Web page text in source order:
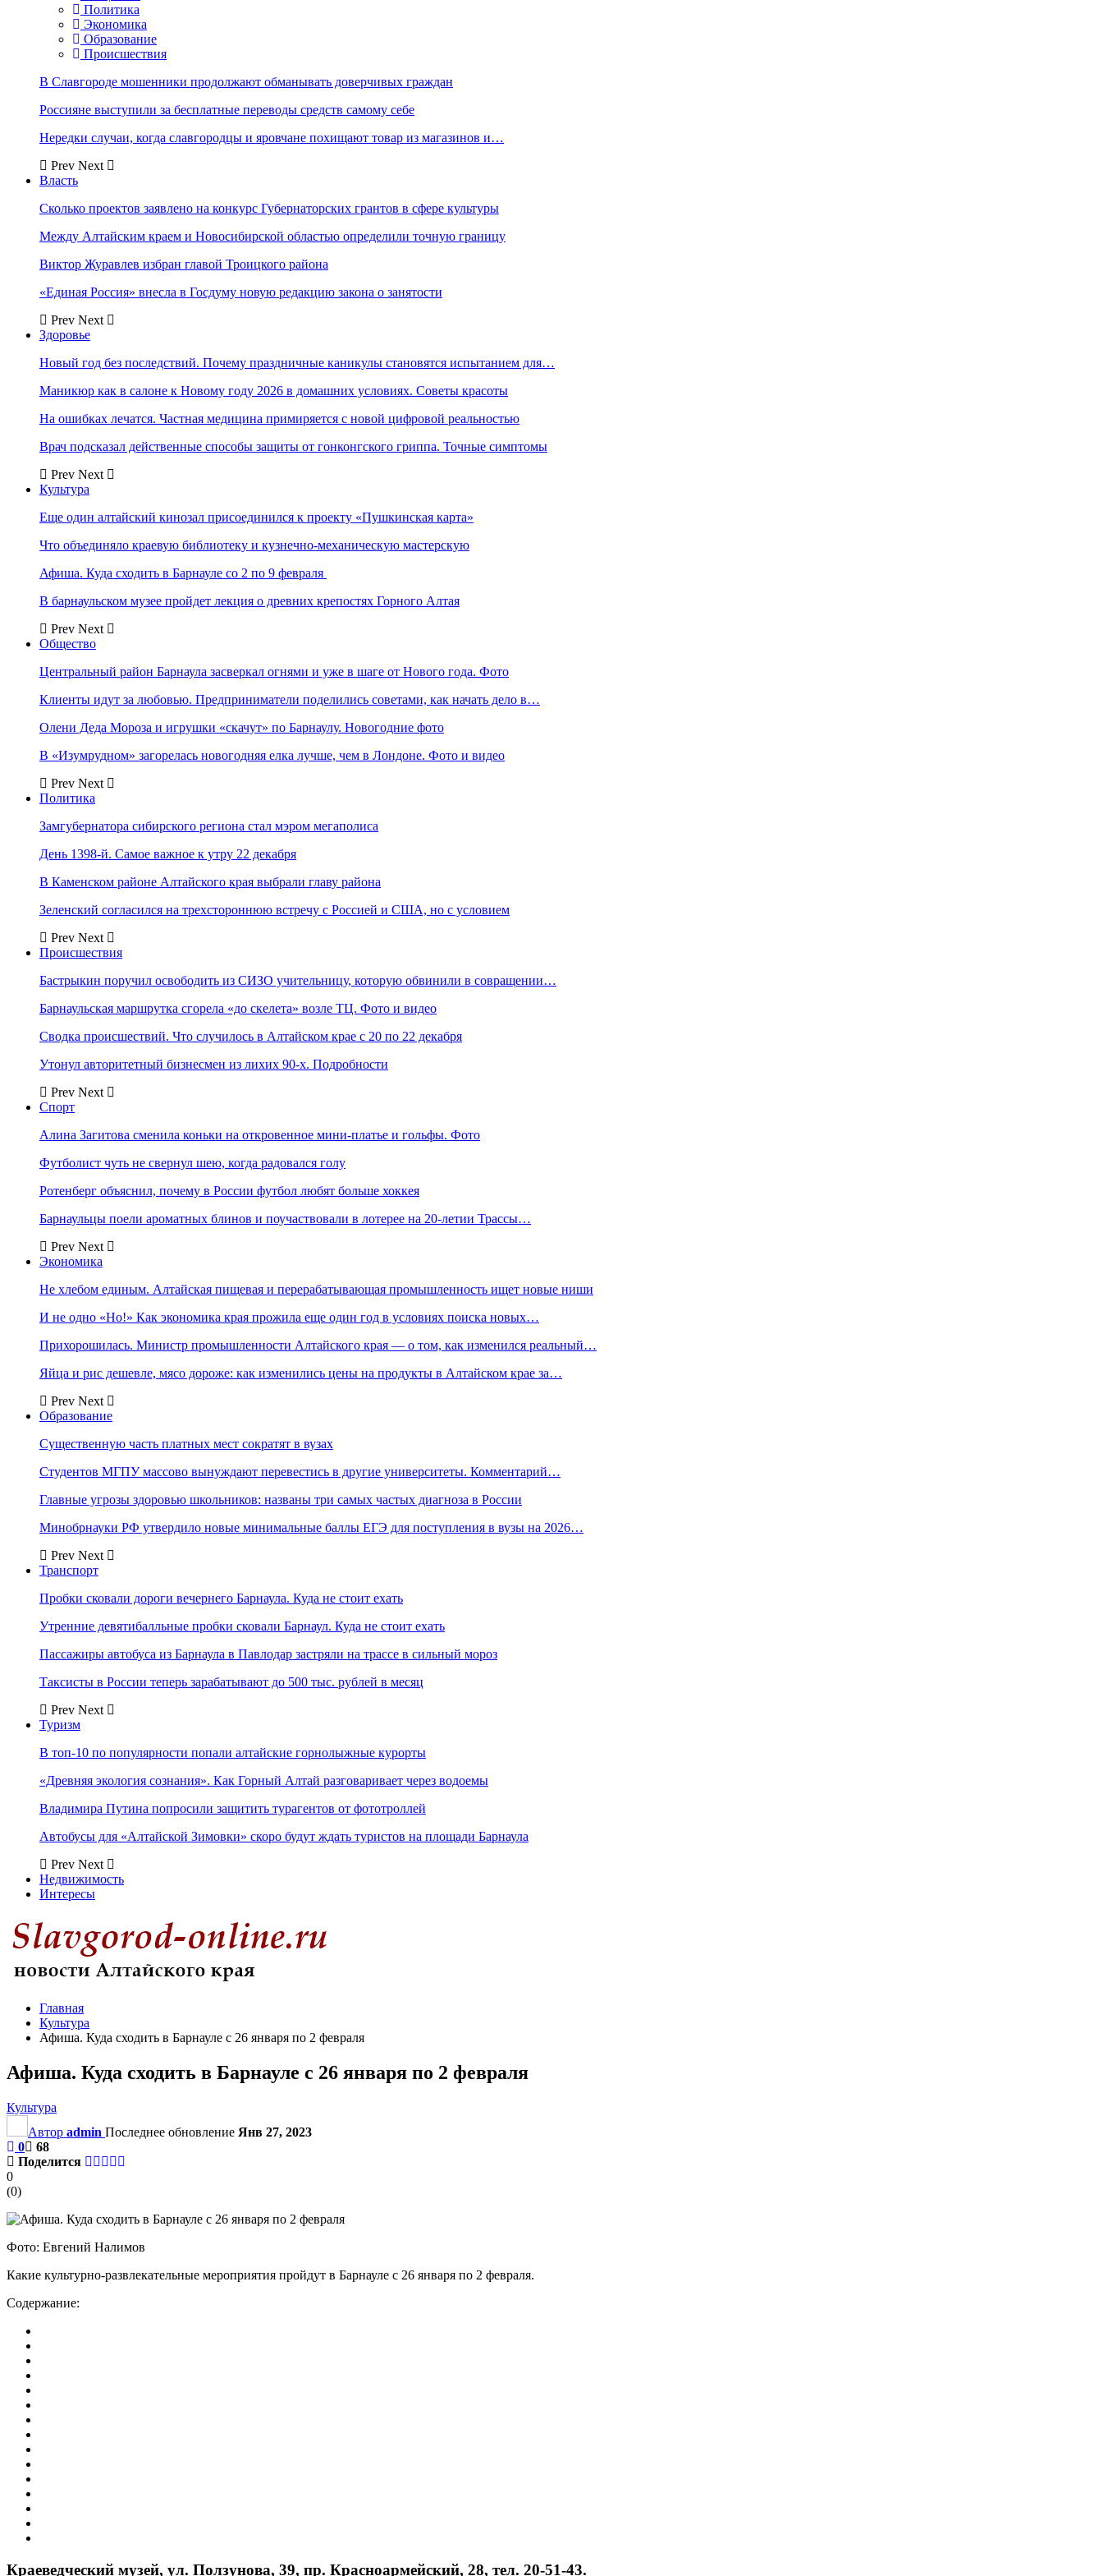
Политика
Экономика
Образование
Происшествия
В Славгороде мошенники продолжают обманывать доверчивых граждан
Россияне выступили за бесплатные переводы средств самому себе
Нередки случаи, когда славгородцы и яровчане похищают товар из магазинов и…
Prev Next
Власть
Сколько проектов заявлено на конкурс Губернаторских грантов в сфере культуры
Между Алтайским краем и Новосибирской областью определили точную границу
Виктор Журавлев избран главой Троицкого района
«Единая Россия» внесла в Госдуму новую редакцию закона о занятости
Prev Next
Здоровье
Новый год без последствий. Почему праздничные каникулы становятся испытанием для…
Маникюр как в салоне к Новому году 2026 в домашних условиях. Советы красоты
На ошибках лечатся. Частная медицина примиряется с новой цифровой реальностью
Врач подсказал действенные способы защиты от гонконгского гриппа. Точные симптомы
Prev Next
Культура
Еще один алтайский кинозал присоединился к проекту «Пушкинская карта»
Что объединяло краевую библиотеку и кузнечно-механическую мастерскую
Афиша. Куда сходить в Барнауле со 2 по 9 февраля
В барнаульском музее пройдет лекция о древних крепостях Горного Алтая
Prev Next
Общество
Центральный район Барнаула засверкал огнями и уже в шаге от Нового года. Фото
Клиенты идут за любовью. Предприниматели поделились советами, как начать дело в…
Олени Деда Мороза и игрушки «скачут» по Барнаулу. Новогодние фото
В «Изумрудном» загорелась новогодняя елка лучше, чем в Лондоне. Фото и видео
Prev Next
Политика
Замгубернатора сибирского региона стал мэром мегаполиса
День 1398-й. Самое важное к утру 22 декабря
В Каменском районе Алтайского края выбрали главу района
Зеленский согласился на трехстороннюю встречу с Россией и США, но с условием
Prev Next
Происшествия
Бастрыкин поручил освободить из СИЗО учительницу, которую обвинили в совращении…
Барнаульская маршрутка сгорела «до скелета» возле ТЦ. Фото и видео
Сводка происшествий. Что случилось в Алтайском крае с 20 по 22 декабря
Утонул авторитетный бизнесмен из лихих 90-х. Подробности
Prev Next
Спорт
Алина Загитова сменила коньки на откровенное мини-платье и гольфы. Фото
Футболист чуть не свернул шею, когда радовался голу
Ротенберг объяснил, почему в России футбол любят больше хоккея
Барнаульцы поели ароматных блинов и поучаствовали в лотерее на 20-летии Трассы…
Prev Next
Экономика
Не хлебом единым. Алтайская пищевая и перерабатывающая промышленность ищет новые ниши
И не одно «Но!» Как экономика края прожила еще один год в условиях поиска новых…
Прихорошилась. Министр промышленности Алтайского края — о том, как изменился реальный…
Яйца и рис дешевле, мясо дороже: как изменились цены на продукты в Алтайском крае за…
Prev Next
Образование
Существенную часть платных мест сократят в вузах
Студентов МГПУ массово вынуждают перевестись в другие университеты. Комментарий…
Главные угрозы здоровью школьников: названы три самых частых диагноза в России
Минобрнауки РФ утвердило новые минимальные баллы ЕГЭ для поступления в вузы на 2026…
Prev Next
Транспорт
Пробки сковали дороги вечернего Барнаула. Куда не стоит ехать
Утренние девятибалльные пробки сковали Барнаул. Куда не стоит ехать
Пассажиры автобуса из Барнаула в Павлодар застряли на трассе в сильный мороз
Таксисты в России теперь зарабатывают до 500 тыс. рублей в месяц
Prev Next
Туризм
В топ-10 по популярности попали алтайские горнолыжные курорты
«Древняя экология сознания». Как Горный Алтай разговаривает через водоемы
Владимира Путина попросили защитить турагентов от фототроллей
Автобусы для «Алтайской Зимовки» скоро будут ждать туристов на площади Барнаула
Prev Next
Недвижимость
Интересы
Главная
Культура
Афиша. Куда сходить в Барнауле с 26 января по 2 февраля
Афиша. Куда сходить в Барнауле с 26 января по 2 февраля
Культура
Автор admin Последнее обновление Янв 27, 2023
0
68
Поделится
0
(0)
Фото: Евгений Налимов
Какие культурно-развлекательные мероприятия пройдут в Барнауле с 26 января по 2 февраля.
Содержание:
Краеведческий музей, ул. Ползунова, 39, пр. Красноармейский, 28, тел. 20-51-43.